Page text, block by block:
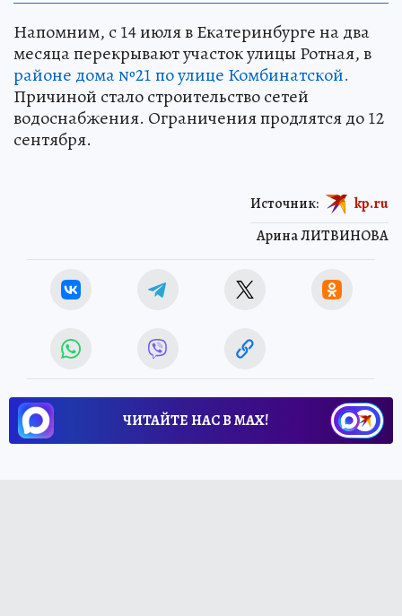
Напомним, с 14 июля в Екатеринбурге на два
месяца перекрывают участок улицы Ротная, в
районе дома №21 по улице Комбинатской.
Причиной стало строительство сетей
водоснабжения. Ограничения продлятся до 12
сентября.
Арина ЛИТВИНОВА
Источник: kp.ru
ЧИТАЙТЕ НАС В МАХ!